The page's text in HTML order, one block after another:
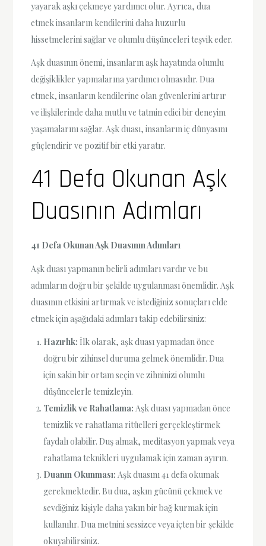
yayarak aşkı çekmeye yardımcı olur. Ayrıca, dua
etmek insanların kendilerini daha huzurlu
hissetmelerini sağlar ve olumlu düşünceleri teşvik eder.
Aşk duasının önemi, insanların aşk hayatında olumlu
değişiklikler yapmalarına yardımcı olmasıdır. Dua
etmek, insanların kendilerine olan güvenlerini artırır
ve ilişkilerinde daha mutlu ve tatmin edici bir deneyim
yaşamalarını sağlar. Aşk duası, insanların iç dünyasını
güçlendirir ve pozitif bir etki yaratır.
41 Defa Okunan Aşk
Duasının Adımları
41 Defa Okunan Aşk Duasının Adımları
Aşk duası yapmanın belirli adımları vardır ve bu
adımların doğru bir şekilde uygulanması önemlidir. Aşk
duasının etkisini artırmak ve istediğiniz sonuçları elde
etmek için aşağıdaki adımları takip edebilirsiniz:
Hazırlık: İlk olarak, aşk duası yapmadan önce
doğru bir zihinsel duruma gelmek önemlidir. Dua
için sakin bir ortam seçin ve zihninizi olumlu
düşüncelerle temizleyin.
Temizlik ve Rahatlama: Aşk duası yapmadan önce
temizlik ve rahatlama ritüelleri gerçekleştirmek
faydalı olabilir. Duş almak, meditasyon yapmak veya
rahatlama teknikleri uygulamak için zaman ayırın.
Duanın Okunması: Aşk duasını 41 defa okumak
gerekmektedir. Bu dua, aşkın gücünü çekmek ve
sevdiğiniz kişiyle daha yakın bir bağ kurmak için
kullanılır. Dua metnini sessizce veya içten bir şekilde
okuyabilirsiniz.